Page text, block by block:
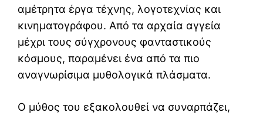
αμέτρητα έργα τέχνης, λογοτεχνίας και
κινηματογράφου. Από τα αρχαία αγγεία
μέχρι τους σύγχρονους φανταστικούς
κόσμους, παραμένει ένα από τα πιο
αναγνωρίσιμα μυθολογικά πλάσματα.
Ο μύθος του εξακολουθεί να συναρπάζει,